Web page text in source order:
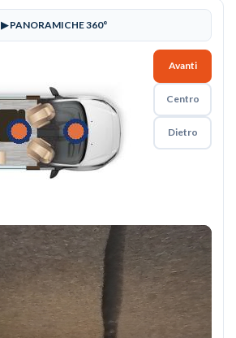
▶ PANORAMICHE 360°
Avanti
Centro
Dietro